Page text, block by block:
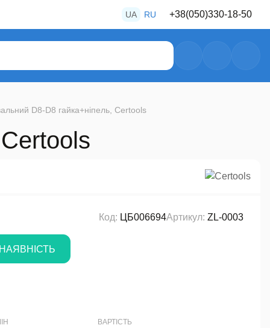
UA RU +38(050)330-18-50
+38(050)487-80-28
D8-D8 гайка+ніпель, Certools
Код: ЦБ006694Артикул: ZL-0003
ВАРТІСТЬ